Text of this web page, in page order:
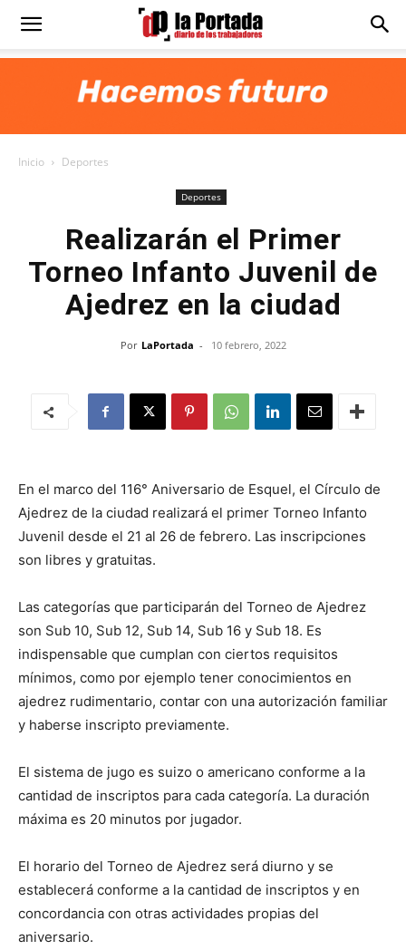
Diario
Inicio Deportes
Deportes
Realizarán el Primer
Torneo Infanto Juvenil de
Ajedrez en la ciudad
Por LaPortada - 10 febrero, 2022
En el marco del 116° Aniversario de Esquel, el Círculo de
Ajedrez de la ciudad realizará el primer Torneo Infanto
Juvenil desde el 21 al 26 de febrero. Las inscripciones
son libres y gratuitas.
Las categorías que participarán del Torneo de Ajedrez
son Sub 10, Sub 12, Sub 14, Sub 16 y Sub 18. Es
indispensable que cumplan con ciertos requisitos
mínimos, como por ejemplo tener conocimientos en
ajedrez rudimentario, contar con una autorización familiar
y haberse inscripto previamente.
El sistema de jugo es suizo o americano conforme a la
cantidad de inscriptos para cada categoría. La duración
máxima es 20 minutos por jugador.
El horario del Torneo de Ajedrez será diurno y se
establecerá conforme a la cantidad de inscriptos y en
concordancia con otras actividades propias del
aniversario.